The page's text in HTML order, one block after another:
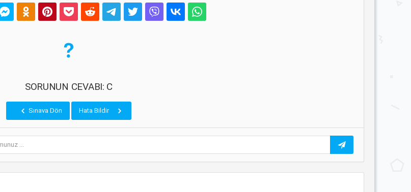
SORUNUN CEVABI: C
Sınava Dön Hata Bildir